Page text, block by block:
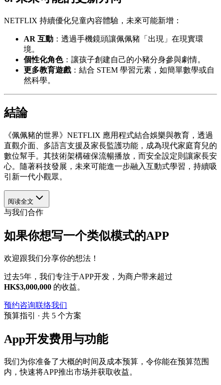
NETFLIX 持續優化兒童內容體驗，未來可能新增：
AR 互動 ：透過手機鏡頭讓佩佩豬「出現」在現實環
境。
個性化角色：讓孩子創建自己的小豬分身參與劇情。
更多教育遊戲：結合 STEM 學習元素，如簡單數學或自
然科學。
結論
《佩佩豬的世界》NETFLIX 應用程式結合娛樂與教育，透過
直觀介面、多語言支援及家長監護功能，成為現代家庭育兒的
數位幫手。其技術架構確保流暢播放，而安全設定則讓家長安
心。隨著科技發展，未來可能進一步融入互動式學習，持續吸
引新一代小觀眾。
阅读全文
与我们合作
如果你想写一个类似模式的APP
欢迎跟我们分享你的想法！
过去5年，我们专注于APP开发，为商户带来超过
HK$3,000,000 的收益。
预约咨询联络我们
预算指引 · 共 5 个方案
App开发费用与功能
我们为你准备了大概的时间及成本预算，令你能在预算范围
内，快速将APP推出市场并获取收益。